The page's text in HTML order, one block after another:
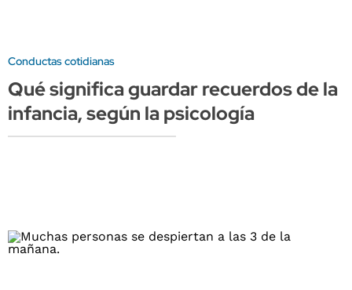
Conductas cotidianas
Qué significa guardar recuerdos de la
infancia, según la psicología